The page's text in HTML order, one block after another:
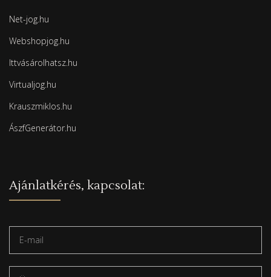
Net-jog.hu
Webshopjog.hu
Ittvásárolhatsz.hu
Virtualjog.hu
Krauszmiklos.hu
ÁszfGenerátor.hu
Ajánlatkérés, kapcsolat: